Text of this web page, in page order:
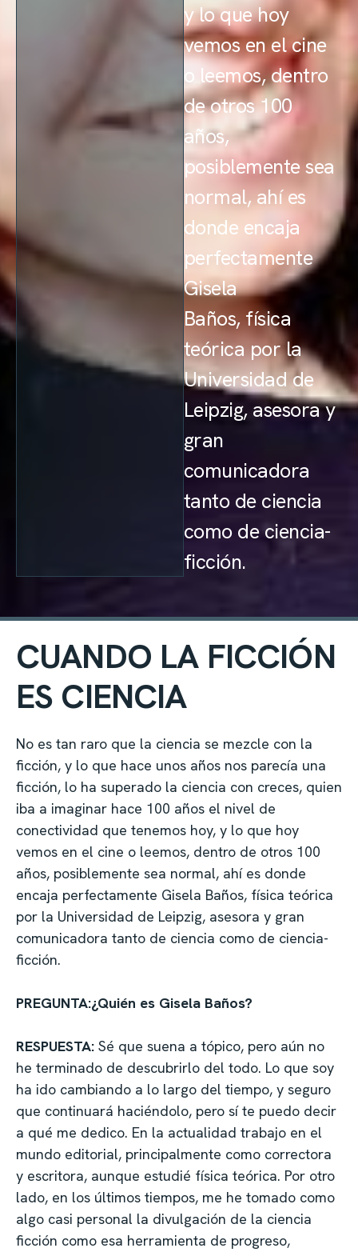
y lo que hoy
vemos en el cine
o leemos, dentro
de otros 100
años,
posiblemente sea
normal, ahí es
donde encaja
perfectamente
Gisela
Baños, física
teórica por la
Universidad de
Leipzig, asesora y
gran
comunicadora
tanto de ciencia
como de ciencia-
ficción.
CUANDO LA FICCIÓN
ES CIENCIA
No es tan raro que la ciencia se mezcle con la
ficción, y lo que hace unos años nos parecía una
ficción, lo ha superado la ciencia con creces, quien
iba a imaginar hace 100 años el nivel de
conectividad que tenemos hoy, y lo que hoy
vemos en el cine o leemos, dentro de otros 100
años, posiblemente sea normal, ahí es donde
encaja perfectamente Gisela Baños, física teórica
por la Universidad de Leipzig, asesora y gran
comunicadora tanto de ciencia como de ciencia-
ficción.
PREGUNTA:¿Quién es Gisela Baños?
RESPUESTA: Sé que suena a tópico, pero aún no
he terminado de descubrirlo del todo. Lo que soy
ha ido cambiando a lo largo del tiempo, y seguro
que continuará haciéndolo, pero sí te puedo decir
a qué me dedico. En la actualidad trabajo en el
mundo editorial, principalmente como correctora
y escritora, aunque estudié física teórica. Por otro
lado, en los últimos tiempos, me he tomado como
algo casi personal la divulgación de la ciencia
ficción como esa herramienta de progreso,